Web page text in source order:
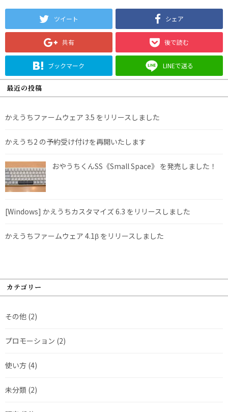
ツイート シェア
共有 後で読む
ブックマーク LINEで送る
最近の投稿
かえうちファームウェア 3.5 をリリースしました
かえうち2 の予約受け付けを再開いたします
おやうちくんSS《Small Space》 を発売しました！
[Windows] かえうちカスタマイズ 6.3 をリリースしました
かえうちファームウェア 4.1β をリリースしました
カテゴリー
その他 (2)
プロモーション (2)
使い方 (4)
未分類 (2)